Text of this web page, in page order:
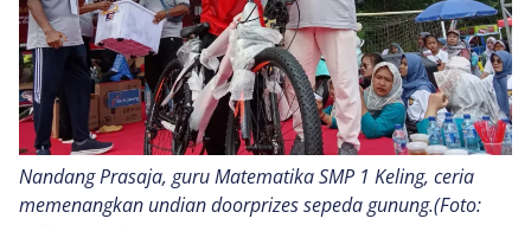
Nandang Prasaja, guru Matematika SMP 1 Keling, ceria
memenangkan undian doorprizes sepeda gunung.(Foto: